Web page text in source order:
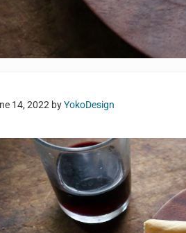
14, 2022 byYokoDesign